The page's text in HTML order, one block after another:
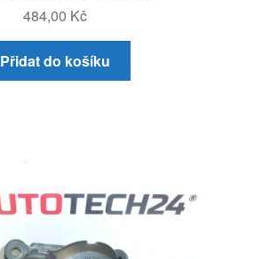
484,00 Kč
Přidat do košíku